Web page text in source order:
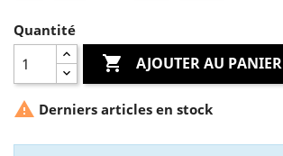
Quantité
 AJOUTER AU PANIER
 Derniers articles en stock